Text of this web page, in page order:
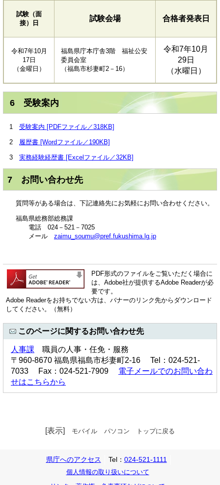
試験（面
接）日
試験会場 合格者発表日
令和7年10月
17日
（金曜日）
福島県庁本庁舎3階 福祉公安
委員会室
（福島市杉妻町2－16）
令和7年10月
29日
（水曜日）
6 受験案内
1 受験案内 [PDFファイル／318KB]
2 履歴書 [Wordファイル／190KB]
3 実務経験経歴書 [Excelファイル／32KB]
7 お問い合わせ先
質問等がある場合は、下記連絡先にお気軽にお問い合わせください。
福島県総務部総務課
電話 024－521－7025
メール zaimu_soumu@pref.fukushima.lg.jp
PDF形式のファイルをご覧いただく場合に
は、Adobe社が提供するAdobe Readerが必
要です。
Adobe Readerをお持ちでない方は、バナーのリンク先からダウンロード
してください。（無料）
このページに関するお問い合わせ先
人事課 職員の人事・任免・服務
〒960-8670 福島県福島市杉妻町2-16 Tel：024-521-
7033 Fax：024-521-7909 電子メールでのお問い合わ
せはこちらから
[表示] モバイル パソコン トップに戻る
県庁へのアクセス Tel： 024-521-1111
個人情報の取り扱いについて